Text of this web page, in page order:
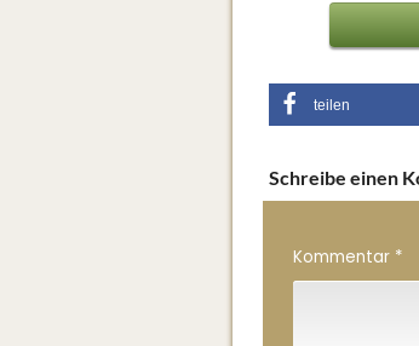
teilen
Schreibe einen
Kommentar *